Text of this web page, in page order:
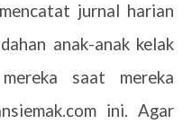
jurnal harian
anak-anak kelak
saat mereka
ini. Agar